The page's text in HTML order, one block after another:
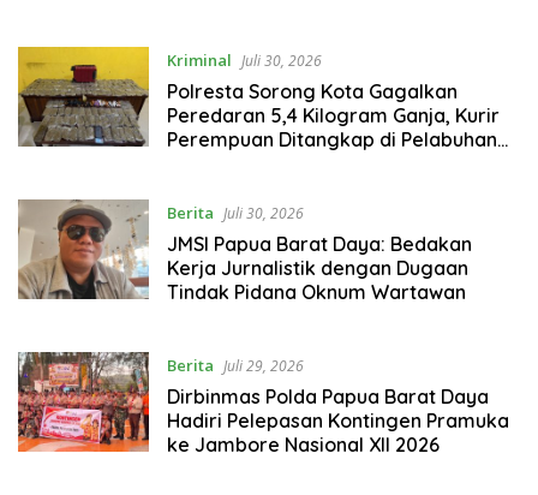
Kriminal Juli 30, 2026
Polresta Sorong Kota Gagalkan
Peredaran 5,4 Kilogram Ganja, Kurir
Perempuan Ditangkap di Pelabuhan
Berita Juli 30, 2026
JMSI Papua Barat Daya: Bedakan
Kerja Jurnalistik dengan Dugaan
Tindak Pidana Oknum Wartawan
Berita Juli 29, 2026
Dirbinmas Polda Papua Barat Daya
Hadiri Pelepasan Kontingen Pramuka
ke Jambore Nasional XII 2026